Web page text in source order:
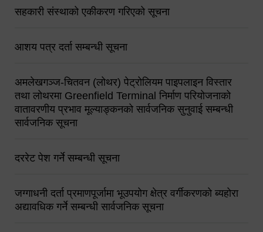
सहकारी संस्थाको एकीकरण गरिएको सूचना
आशय पत्र दर्ता सम्बन्धी सूचना
अमलेखगञ्ज-चितवन (लोथर) पेट्रोलियम पाइपलाइन विस्तार
तथा लोथरमा Greenfield Terminal निर्माण परियोजनाको
वातावरणीय प्रभाव मूल्याङ्कनको सार्वजनिक सुनुवाई सम्बन्धी
सार्वजनिक सूचना
दररेट पेश गर्ने सम्बन्धी सूचना
जग्गाधनी दर्ता प्रमाणपूर्जामा भूउपयोग क्षेत्र वर्गीकरणको ब्यहोरा
अद्यावधिक गर्ने सम्बन्धी सार्वजनिक सूचना